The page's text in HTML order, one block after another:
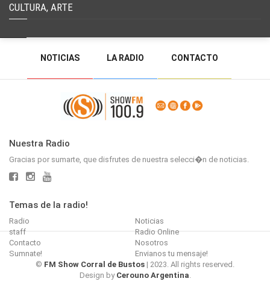
CULTURA, ARTE
NOTICIAS LA RADIO CONTACTO
PROGRAMACIÓN RADIO EN VIVO
DEJAR MENSAJE
Nuestra Radio
Gracias por sumarte, que disfrutes de nuestra selecci�n de noticias.
Temas de la radio!
Radio
Noticias
staff
Radio Online
Contacto
Nosotros
Sumnate!
Envianos tu mensaje!
© FM Show Corral de Bustos | 2023. All rights reserved.
Design by Cerouno Argentina.